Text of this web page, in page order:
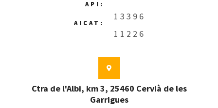
API:
AICAT:
13396
11226
Ctra de l'Albi, km 3, 25460 Cervià de les
Garrigues